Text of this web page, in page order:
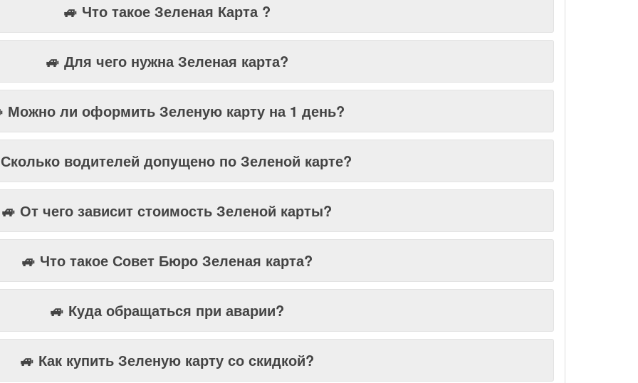
🚙 Что такое Зеленая Карта ?
🚙 Для чего нужна Зеленая карта?
Можно ли оформить Зеленую карту на 1 день?
водителей допущено по Зеленой карте?
🚙 От чего зависит стоимость Зеленой карты?
🚙 Что такое Совет Бюро Зеленая карта?
🚙 Куда обращаться при аварии?
🚙 Как купить Зеленую карту со скидкой?